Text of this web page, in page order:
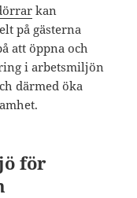
kan
på gästerna
att öppna och
i arbetsmiljön
därmed öka
för